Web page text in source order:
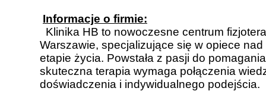
Informacje o firmie:
Klinika HB to nowoczesne centrum
Warszawie, specjalizujące się w opiece
etapie życia. Powstała z pasji do
skuteczna terapia wymaga połączenia
doświadczenia i indywidualnego podejścia.